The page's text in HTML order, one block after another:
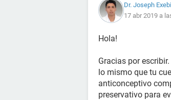
Dr. Joseph
17 abr 2019 a
Hola!
Gracias por
lo mismo que tu
anticonceptivo
preservativo para